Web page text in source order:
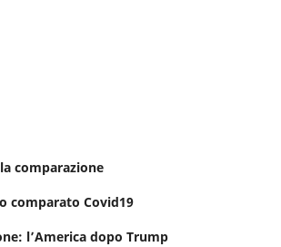
comparazione
comparato Covid19
l’America dopo Trump